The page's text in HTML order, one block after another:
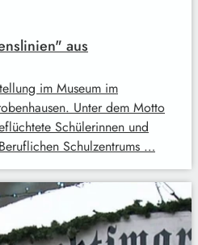
aus
im Museum im
Unter dem Motto
Schülerinnen und
Schulzentrums …